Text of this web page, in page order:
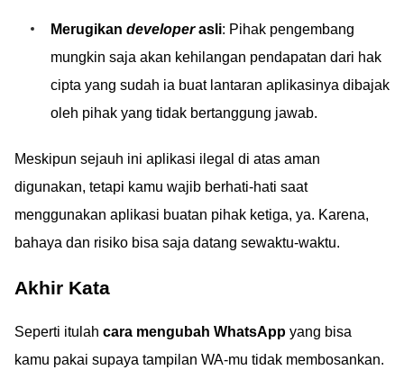
Merugikan developerasli: Pihak pengembang
mungkin saja akan kehilangan pendapatan dari hak
cipta yang sudah ia buat lantaran aplikasinya dibajak
oleh pihak yang tidak bertanggung jawab.
Meskipun sejauh ini aplikasi ilegal di atas aman
digunakan, tetapi kamu wajib berhati-hati saat
menggunakan aplikasi buatan pihak ketiga, ya. Karena,
bahaya dan risiko bisa saja datang sewaktu-waktu.
Akhir Kata
Seperti itulah cara mengubah WhatsApp yang bisa
kamu pakai supaya tampilan WA-mu tidak membosankan.